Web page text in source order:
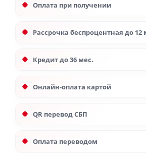
Оплата при получении
Рассрочка беспроцентная до 12
Кредит до 36 мес.
Онлайн-оплата картой
QR перевод СБП
Оплата переводом